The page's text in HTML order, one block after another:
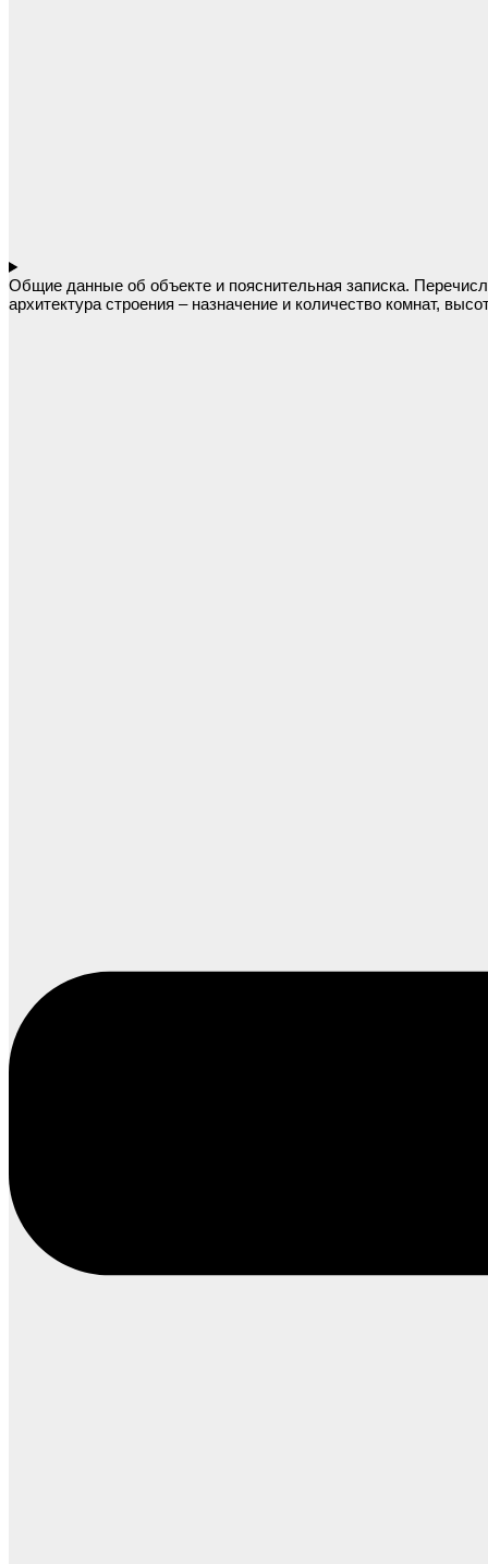
Общие данные об объекте и пояснительная записка.
архитектура строения – назначение и количество комнат,